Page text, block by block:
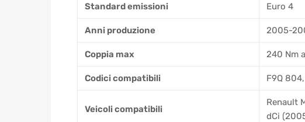
Standard emissioni Euro 4
Anni produzione 2005-
Coppia max 240 Nm
Codici compatibili F9Q
Veicoli compatibili
Renault
dCi